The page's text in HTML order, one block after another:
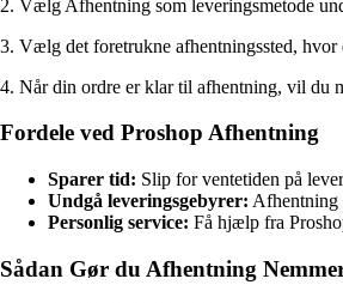
2. Vælg Afhentning som leveringsmetode
3. Vælg det foretrukne afhentningssted, hvor
4. Når din ordre er klar til afhentning, vil du
Fordele ved Proshop Afhentning
Sparer tid: Slip for ventetiden på
Undgå leveringsgebyrer: Afhentning
Personlig service: Få hjælp fra
Sådan Gør du Afhentning